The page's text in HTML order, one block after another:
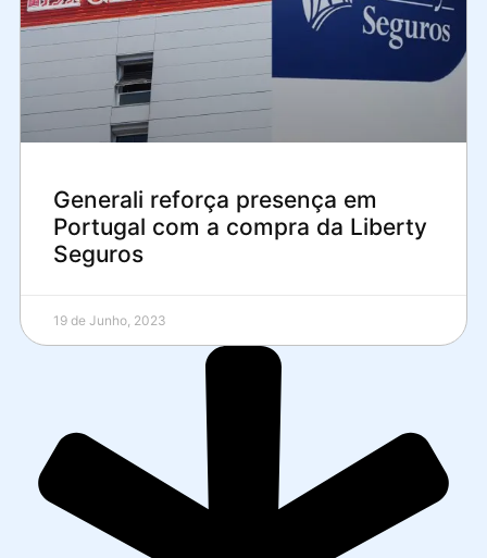
Generali reforça presença em
Portugal com a compra da Liberty
Seguros
19 de Junho, 2023